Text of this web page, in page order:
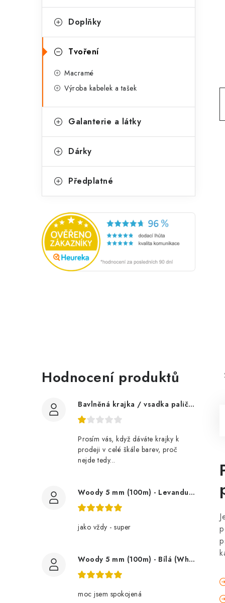
n
n
í
n
i
Doplňky
Tvoření
Macramé
Výroba kabelek a tašek
Galanterie a látky
Dárky
Předplatné
Hodnocení produktů
Bavlněná krajka / vsadka paličkovaná šíře 60 mm
Prosím vás, když dáváte krajky k
prodeji v celé škále barev, proč
nejde tedy...
Woody 5 mm (100m) - Levandule (Lavender)
jako vždy - super
Woody 5 mm (100m) - Bílá (White)
moc jsem spokojená